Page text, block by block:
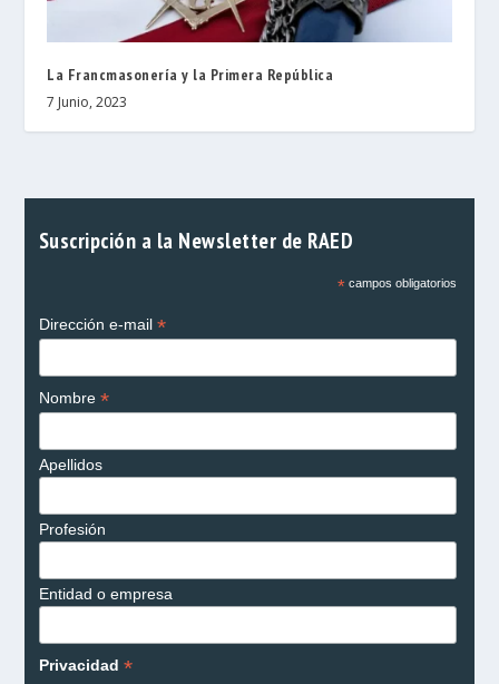
La Francmasonería y la Primera República
7 Junio, 2023
Suscripción a la Newsletter de RAED
*campos obligatorios
Dirección e-mail *
Nombre *
Apellidos
Profesión
Entidad o empresa
Privacidad *